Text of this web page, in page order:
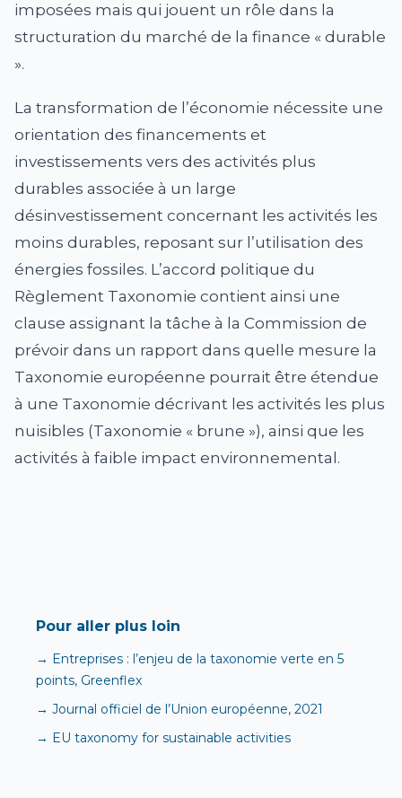
imposées mais qui jouent un rôle dans la
structuration du marché de la finance « durable
».
La transformation de l’économie nécessite une
orientation des financements et
investissements vers des activités plus
durables associée à un large
désinvestissement concernant les activités les
moins durables, reposant sur l’utilisation des
énergies fossiles. L’accord politique du
Règlement Taxonomie contient ainsi une
clause assignant la tâche à la Commission de
prévoir dans un rapport dans quelle mesure la
Taxonomie européenne pourrait être étendue
à une Taxonomie décrivant les activités les plus
nuisibles (Taxonomie « brune »), ainsi que les
activités à faible impact environnemental.
Pour aller plus loin
→ Entreprises : l’enjeu de la taxonomie verte en 5
points, Greenflex
→ Journal officiel de l’Union européenne, 2021
→ EU taxonomy for sustainable activities